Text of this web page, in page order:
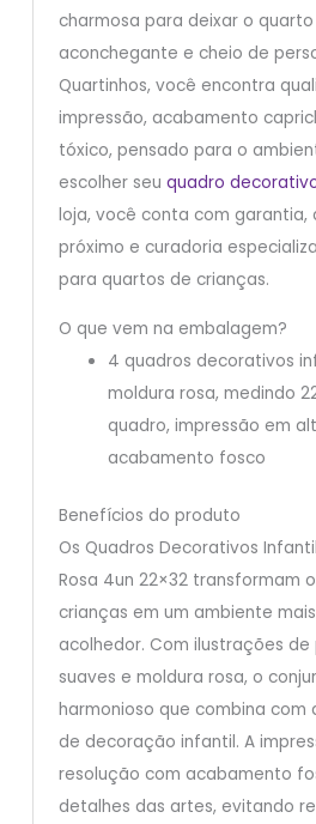
charmosa para deixar o
aconchegante e cheio de
Quartinhos, você encontra
impressão, acabamento
tóxico, pensado para o
escolher seu quadro
loja, você conta com garantia,
próximo e curadoria
para quartos de crianças.
O que vem na embalagem?
4 quadros decorativos
moldura rosa, medindo
quadro, impressão em
acabamento fosco
Benefícios do produto
Os Quadros Decorativos
Rosa 4un 22×32 transformam
crianças em um ambiente
acolhedor. Com ilustrações de
suaves e moldura rosa, o
harmonioso que combina com
de decoração infantil. A
resolução com acabamento
detalhes das artes, evitando